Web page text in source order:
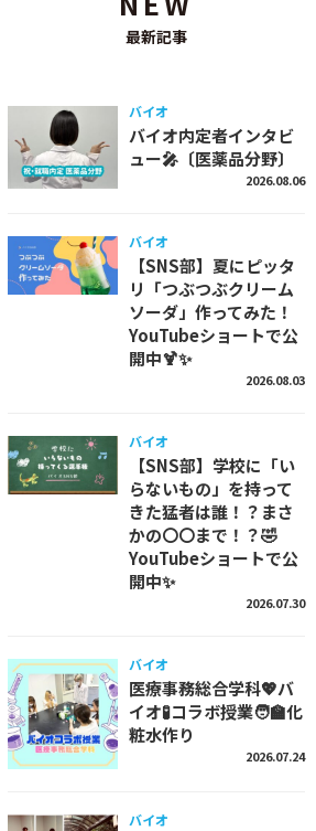
最新記事
バイオ
バイオ内定者インタビ
ュー🎤〔医薬品分野〕
2026.08.06
バイオ
【SNS部】夏にピッタ
リ「つぶつぶクリーム
ソーダ」作ってみた！
YouTubeショートで公
開中🍹✨
2026.08.03
バイオ
【SNS部】学校に「い
らないもの」を持って
きた猛者は誰！？まさ
かの〇〇まで！？🤣
YouTubeショートで公
開中✨
2026.07.30
バイオ
医療事務総合学科💖バ
イオ🧪コラボ授業🧑‍🏫化
粧水作り
2026.07.24
バイオ